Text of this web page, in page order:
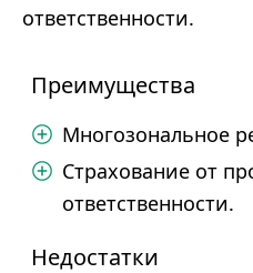
ответственности.
Преимущества
Многозональное
Страхование от
ответственности.
Недостатки